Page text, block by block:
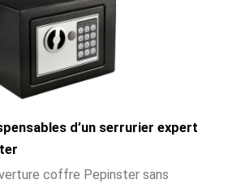
d’un serrurier expert
coffre Pepinster sans